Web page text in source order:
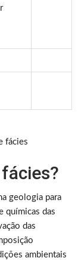
fácies
geologia para
químicas das
das
ambientais